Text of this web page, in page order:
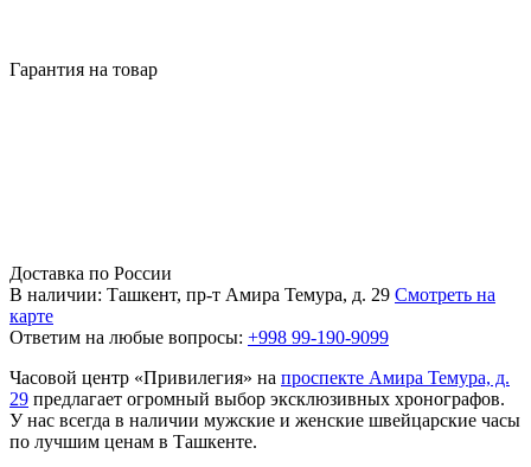
Гарантия на товар
Доставка по России
В наличии: Ташкент, пр-т Амира Темура, д. 29 Смотреть на
карте
Ответим на любые вопросы: +998 99-190-9099
Часовой центр «Привилегия» на проспекте Амира Темура, д.
29 предлагает огромный выбор эксклюзивных хронографов.
У нас всегда в наличии мужские и женские швейцарские часы
по лучшим ценам в Ташкенте.